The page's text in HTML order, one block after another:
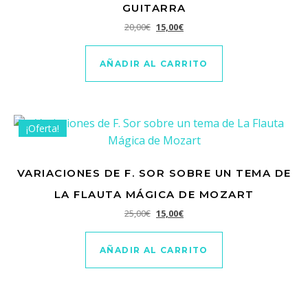
GUITARRA
20,00€ El precio original era: 20,00€.
15,00€El precio actual es: 15,00€.
AÑADIR AL CARRITO
¡Oferta!
VARIACIONES DE F. SOR SOBRE UN TEMA DE
LA FLAUTA MÁGICA DE MOZART
25,00€ El precio original era: 25,00€.
15,00€El precio actual es: 15,00€.
AÑADIR AL CARRITO